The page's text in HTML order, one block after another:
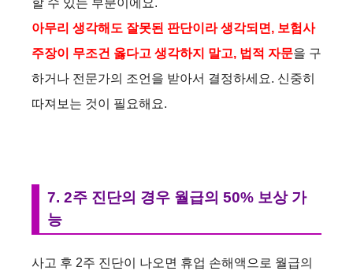
e
할 수 있는 부분이에요.
아무리 생각해도 잘못된 판단이라 생각되면, 보험사
주장이 무조건 옳다고 생각하지 말고, 법적 자문을 구
하거나 전문가의 조언을 받아서 결정하세요. 신중히
따져보는 것이 필요해요.
7. 2주 진단의 경우 월급의 50% 보상 가
능
사고 후 2주 진단이 나오면 휴업 손해액으로 월급의